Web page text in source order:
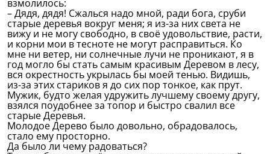
взмолилось:
– Дядя, дядя! Сжалься надо мной, ради бога, сруби
старые деревья вокруг меня; я из-за них света не
вижу и не могу свободно, в своё удовольствие, расти,
и корни мои в тесноте не могут расправиться. Ко
мне ни ветер, ни солнечные лучи не проникают, я в
год могло бы стать самым красивым Деревом в лесу,
вся окрестность укрылась бы моей тенью. Видишь,
из-за этих стариков я до сих пор тонкое, как прут.
Мужик, будто желая удружить лучшему своему другу,
взялся поудобнее за топор и быстро свалил все
старые Деревья.
Молодое Дерево было довольно, обрадовалось,
стало ему просторно.
Да было ли чему радоваться?